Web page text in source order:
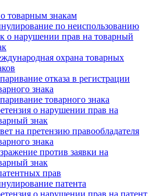
товарным знакам
по неиспользованию
о нарушении прав на товарный
охрана товарных
отказа в регистрации
знака
товарного знака
о нарушении прав на
знак
на претензию правообладателя
знака
против заявки на
знак
прав
патента
о нарушении прав на патент